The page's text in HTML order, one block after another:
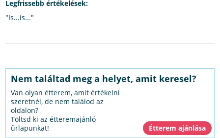
Legfrissebb értékelések:
"Is...is..."
Nem találtad meg a helyet, amit keresel?
Van olyan étterem, amit értékelni
szeretnél, de nem találod az
oldalon?
Töltsd ki az étteremajánló
űrlapunkat!